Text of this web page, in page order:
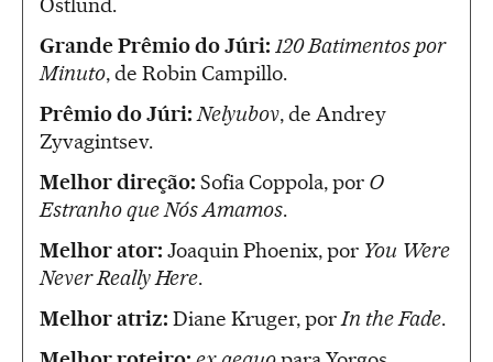
Grande Prêmio do Júri: 120 Batimentos por
Minuto, de Robin Campillo.
Prêmio do Júri:Nelyubov, de Andrey
Zyvagintsev.
Melhor direção: Sofia Coppola, por O
Estranho que Nós Amamos.
Melhor ator: Joaquin Phoenix, por You Were
Never Really Here.
Melhor atriz: Diane Kruger, porIn the Fade.